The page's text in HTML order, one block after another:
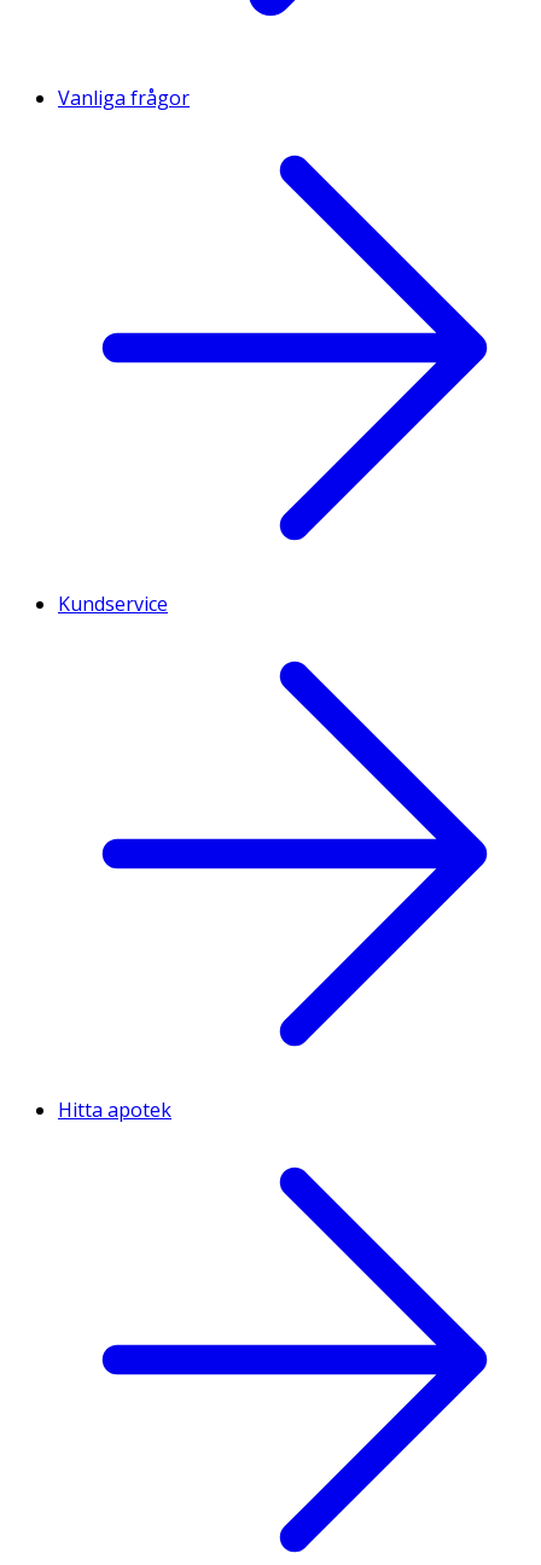
Vanliga frågor
Kundservice
Hitta apotek